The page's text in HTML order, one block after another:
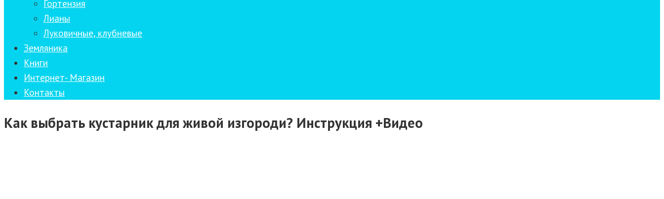
Гортензия
Лианы
Луковичные, клубневые
Земляника
Книги
Интернет- Магазин
Контакты
Как выбрать кустарник для живой изгороди? Инструкция +Видео